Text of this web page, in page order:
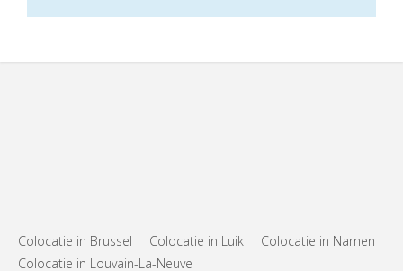
Colocatie in Brussel Colocatie in Luik
Colocatie in Namen
Colocatie in Louvain-La-Neuve